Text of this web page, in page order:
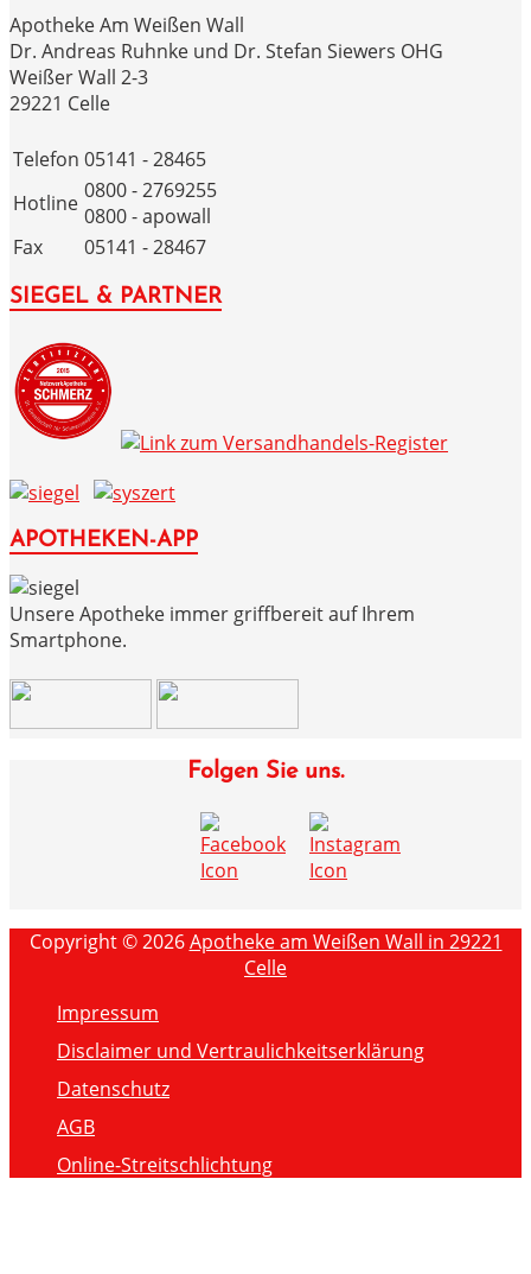
Apotheke Am Weißen Wall
Dr. Andreas Ruhnke und Dr. Stefan Siewers OHG
Weißer Wall 2-3
29221 Celle
Telefon 05141 - 28465
Hotline 0800 - 2769255
0800 - apowall
Fax
05141 - 28467
SIEGEL & PARTNER
APOTHEKEN-APP
Unsere Apotheke immer griffbereit auf Ihrem
Smartphone.
Folgen Sie uns.
Copyright © 2026Apotheke am Weißen Wall in 29221
Celle
Impressum
Disclaimer und Vertraulichkeitserklärung
Datenschutz
AGB
Online-Streitschlichtung